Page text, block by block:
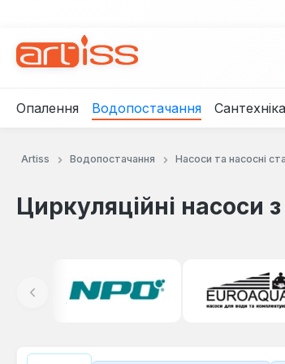
Опалення Водопостачання Сантехніка
Artiss Водопостачання Насоси та насосні
Циркуляційні